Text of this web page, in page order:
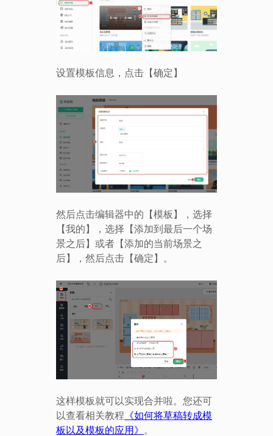
设置模板信息，点击【确定】
然后点击编辑器中的【模板】，选择
【我的】，选择【添加到最后一个场
景之后】或者【添加的当前场景之
后】，然后点击【确定】。
这样模板就可以实现合并啦。您还可
以查看相关教程 《如何将草稿转成模
板以及模板的应用》
。